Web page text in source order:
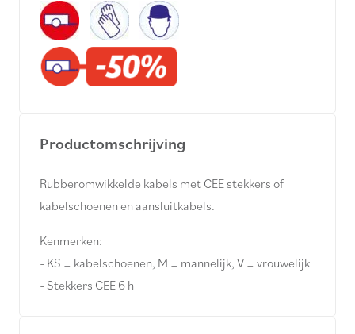
Productomschrijving
Rubberomwikkelde kabels met CEE stekkers of
kabelschoenen en aansluitkabels.
Kenmerken:
- KS = kabelschoenen, M = mannelijk, V = vrouwelijk
- Stekkers CEE 6 h